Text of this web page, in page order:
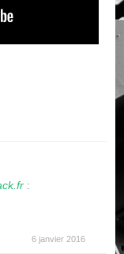
:
6 janvier 2016